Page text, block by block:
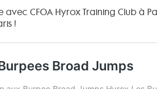
avec CFOA Hyrox Training Club
!